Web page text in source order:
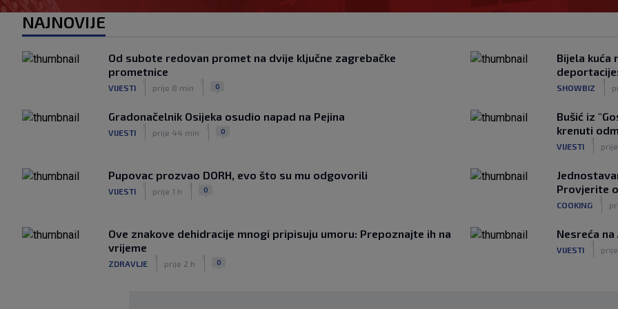
NAJNOVIJE
Od subote redovan promet na dvije ključne zagrebačke
prometnice
VIJESTI prije 8 min 0
Bijela kuća
SHOWBIZ
Gradonačelnik Osijeka osudio napad na Pejina
VIJESTI prije 44 min 0
Bušić iz
krenuti
VIJESTI
Pupovac prozvao DORH, evo što su mu odgovorili
VIJESTI prije 1 h 0
Provjerite
COOKING
Ove znakove dehidracije mnogi pripisuju umoru: Prepoznajte ih na
vrijeme
ZDRAVLJE prije 2 h 0
Nesreća
VIJESTI